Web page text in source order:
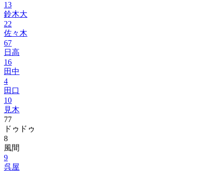
13
鈴木大
22
佐々木
67
日高
16
田中
4
田口
10
見木
77
ドゥドゥ
8
風間
9
呉屋